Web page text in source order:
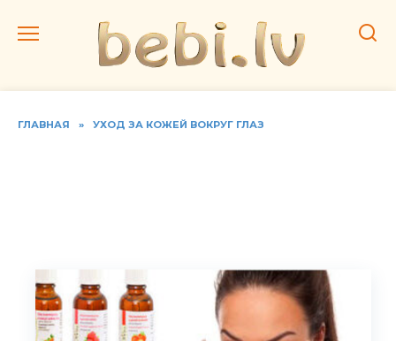
ГЛАВНАЯ » УХОД ЗА КОЖЕЙ ВОКРУГ ГЛАЗ